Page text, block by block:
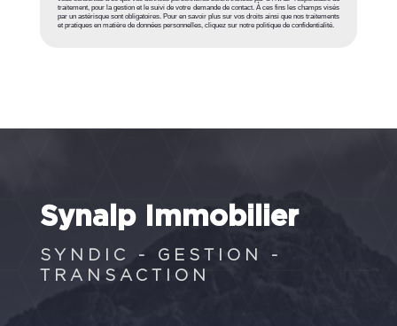
traitement, pour la gestion et le suivi de votre demande de contact. À ces fins les champs visés
par un astérisque sont obligatoires. Pour en savoir plus sur vos droits ainsi que nos traitements
et pratiques en matière de données personnelles, cliquez sur notre politique de confidentialité.
Synalp Immobilier
SYNDIC - GESTION -
TRANSACTION